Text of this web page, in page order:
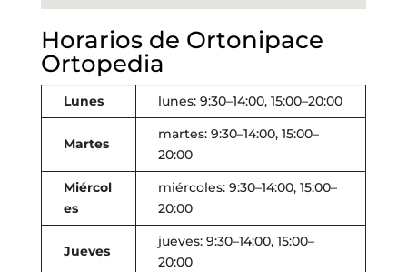
Horarios de Ortonipace
Ortopedia
Lunes lunes: 9:30–14:00, 15:00–20:00
Martes
martes: 9:30–14:00, 15:00–
20:00
Miércol
es
miércoles: 9:30–14:00, 15:00–
20:00
Jueves
jueves: 9:30–14:00, 15:00–
20:00